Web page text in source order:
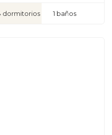
dormitorios 1 baños